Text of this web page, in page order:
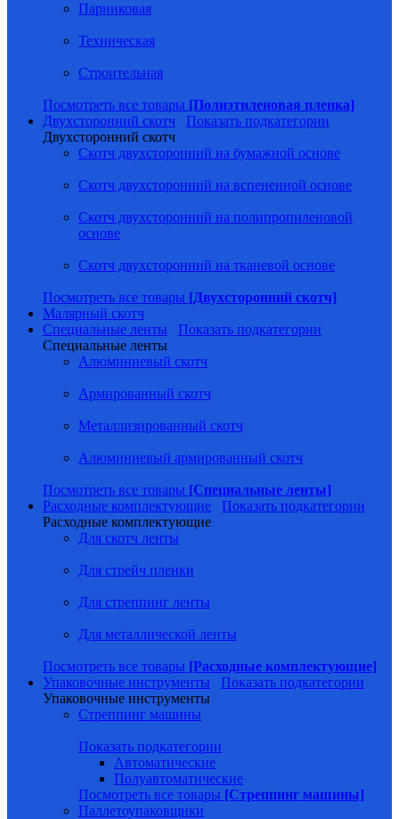
Парниковая
Техническая
Строительная
Посмотреть все товары [Полиэтиленовая пленка]
Двухсторонний скотч
Показать подкатегории
Двухсторонний скотч
Скотч двухсторонний на бумажной основе
Скотч двухсторонний на вспененной основе
Скотч двухсторонний на полипропиленовой
основе
Скотч двухсторонний на тканевой основе
Посмотреть все товары [Двухсторонний скотч]
Малярный скотч
Специальные ленты
Показать подкатегории
Специальные ленты
Алюминиевый скотч
Армированный скотч
Металлизированный скотч
Алюминиевый армированный скотч
Посмотреть все товары [Специальные ленты]
Расходные комплектующие
Показать подкатегории
Расходные комплектующие
Для скотч ленты
Для стрейч пленки
Для стреппинг ленты
Для металлической ленты
Посмотреть все товары [Расходные комплектующие]
Упаковочные инструменты
Показать подкатегории
Упаковочные инструменты
Стреппинг машины
Показать подкатегории
Автоматические
Полуавтоматические
Посмотреть все товары [Стреппинг машины]
Паллетоупаковщики